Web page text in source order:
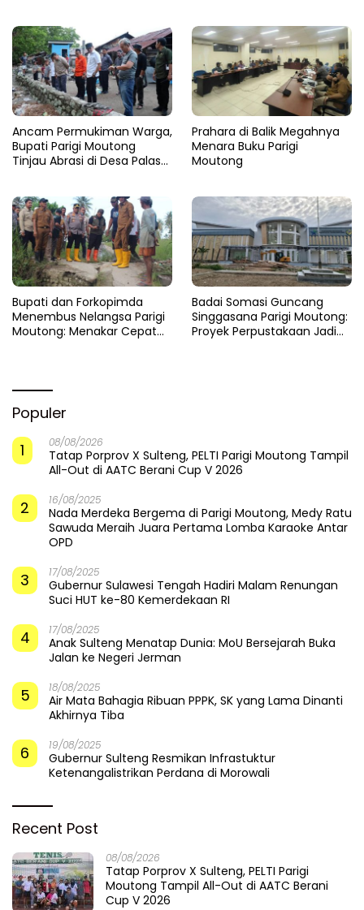
Ancam Permukiman Warga,
Bupati Parigi Moutong
Tinjau Abrasi di Desa Palasa
Prahara di Balik Megahnya
Menara Buku Parigi
Moutong
​Bupati dan Forkopimda
Menembus Nelangsa Parigi
Moutong: Menakar Cepat
Badai Somasi Guncang
Singgasana Parigi Moutong:
Proyek Perpustakaan Jadi
Populer
1
08/08/2026
Tatap Porprov X Sulteng, PELTI Parigi Moutong Tampil
All-Out di AATC Berani Cup V 2026
2 16/08/2025
Nada Merdeka Bergema di Parigi Moutong, Medy Ratu
Sawuda Meraih Juara Pertama Lomba Karaoke Antar
OPD
3 17/08/2025
Gubernur Sulawesi Tengah Hadiri Malam Renungan
Suci HUT ke-80 Kemerdekaan RI
4 17/08/2025
Anak Sulteng Menatap Dunia: MoU Bersejarah Buka
Jalan ke Negeri Jerman
5 18/08/2025
Air Mata Bahagia Ribuan PPPK, SK yang Lama Dinanti
Akhirnya Tiba
6 19/08/2025
Gubernur Sulteng Resmikan Infrastuktur
Ketenangalistrikan Perdana di Morowali
Recent Post
08/08/2026
Tatap Porprov X Sulteng, PELTI Parigi
Moutong Tampil All-Out di AATC Berani
Cup V 2026